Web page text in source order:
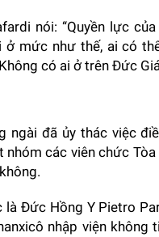
nói: “Quyền lực
ở mức như thế, ai có
có ai ở trên Đức
ngài đã ủy thác việc
các viên chức
Đức Hồng Y Pietro
nhập viện